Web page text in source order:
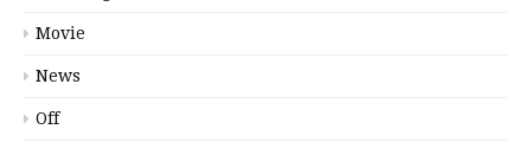
Movie
News
Off